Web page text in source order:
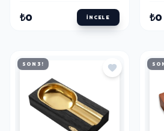
₺0 İNCELE ₺0
SON 3!